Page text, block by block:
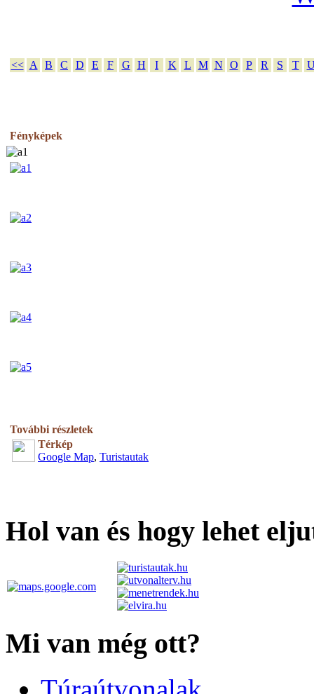
<< A B C D E F G H I K L M N O P R S T
Fényképek
További részletek
Térkép
Google Map, Turistautak
Hol van és hogy lehet
Mi van még ott?